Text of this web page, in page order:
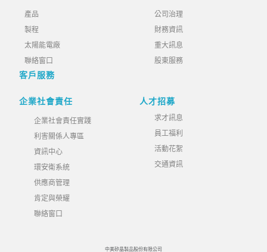
產品
製程
太陽能電廠
聯絡窗口
客戶服務
公司治理
財務資訊
重大訊息
股東服務
企業社會責任
企業社會責任實踐
利害關係人專區
資訊中心
環安衛系統
供應商管理
肯定與榮耀
聯絡窗口
人才招募
求才訊息
員工福利
活動花絮
交通資訊
中美矽晶製品股份有限公司